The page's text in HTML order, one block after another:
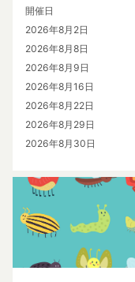
開催日
2026年8月2日
2026年8月8日
2026年8月9日
2026年8月16日
2026年8月22日
2026年8月29日
2026年8月30日